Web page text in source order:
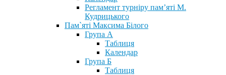
Регламент турніру пам’яті М.
Кудрицького
Пам`яті Максима Білого
Група А
Таблиця
Календар
Група Б
Таблиця